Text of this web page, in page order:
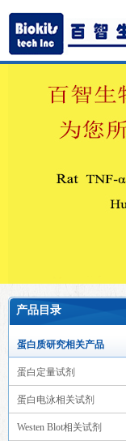
产品目录
蛋白质研究相关产品
蛋白定量试剂
蛋白电泳相关试剂
Westen Blot相关试剂